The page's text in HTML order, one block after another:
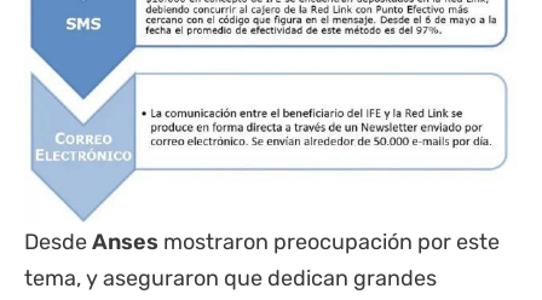
DesdeAnses mostraron preocupación por este
tema, y aseguraron que dedican grandes